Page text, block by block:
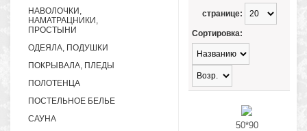
НАВОЛОЧКИ,
НАМАТРАЦНИКИ,
ПРОСТЫНИ
ОДЕЯЛА, ПОДУШКИ
ПОКРЫВАЛА, ПЛЕДЫ
ПОЛОТЕНЦА
ПОСТЕЛЬНОЕ БЕЛЬЕ
САУНА
странице:
Сортировка:
50*90